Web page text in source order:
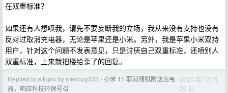
在双重标准？
如果还有人想喷我，请先不要妄断我的立场，我从来没有支持也没有
反对过取消充电器，无论是苹果还是小米。另外，我是苹果小米双持
用户，针对这个问题不发表意见，只是讨厌自己双重标准，还喷别人
双重标准，上来就把楼给歪了的回复。
Replied to a topic by mercury233 › 小米 11 取消随机附送充电
器，响应科技环保号召
2020 年 12 月
26 日